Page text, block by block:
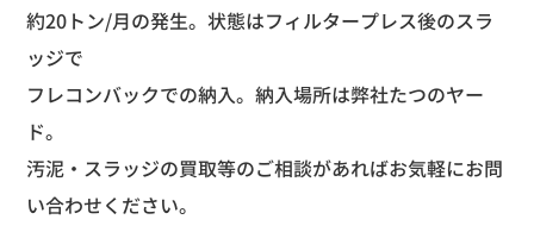
約20 トン/月の発生。状態はフィルタープレス後のスラ
ッジで
フレコンバックでの納入。納入場所は弊社たつのヤー
ド。
汚泥・スラッジの買取等のご相談があればお気軽にお問
い合わせください。